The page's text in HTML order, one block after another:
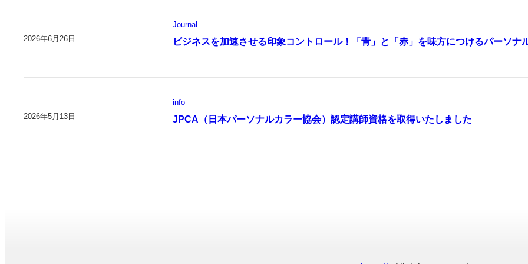
2026年6月26日
Journal
ビジネスを加速させる印象コントロール！「青」と「赤」を味方につけるパーソナ
2026年5月13日
info
JPCA（日本パーソナルカラー協会）認定講師資格を取得いたしました